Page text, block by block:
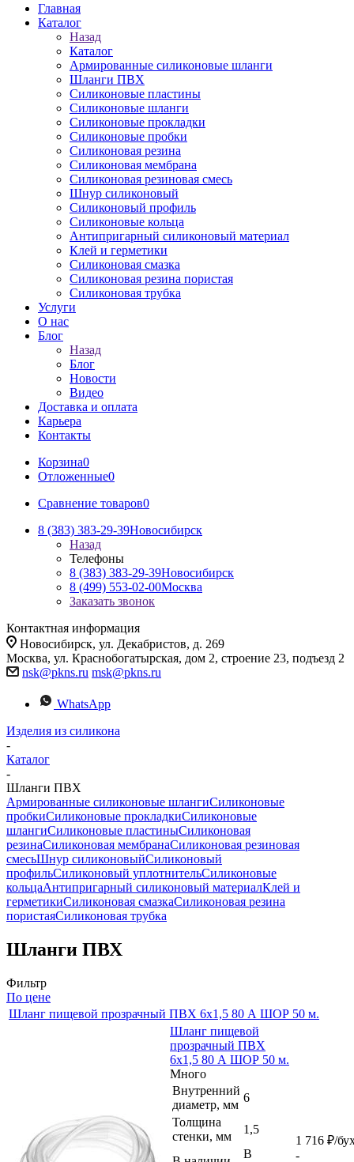
Главная
Каталог
Назад
Каталог
Армированные силиконовые шланги
Шланги ПВХ
Силиконовые пластины
Силиконовые шланги
Силиконовые прокладки
Силиконовые пробки
Силиконовая резина
Силиконовая мембрана
Силиконовая резиновая смесь
Шнур силиконовый
Силиконовый профиль
Силиконовые кольца
Антипригарный силиконовый материал
Клей и герметики
Силиконовая смазка
Силиконовая резина пористая
Силиконовая трубка
Услуги
О нас
Блог
Назад
Блог
Новости
Видео
Доставка и оплата
Карьера
Контакты
Корзина0
Отложенные0
Сравнение товаров0
8 (383) 383-29-39Новосибирск
Назад
Телефоны
8 (383) 383-29-39Новосибирск
8 (499) 553-02-00Москва
Заказать звонок
Контактная информация
Новосибирск, ул. Декабристов, д. 269
Москва, ул. Краснобогатырская, дом 2, строение 23, подъезд 2
nsk@pkns.ru msk@pkns.ru
WhatsApp
Изделия из силикона
-
Каталог
-
Шланги ПВХ
Армированные силиконовые шлангиСиликоновые
пробкиСиликоновые прокладкиСиликоновые
шлангиСиликоновые пластиныСиликоновая
резинаСиликоновая мембранаСиликоновая резиновая
смесьШнур силиконовыйСиликоновый
профильСиликоновый уплотнительСиликоновые
кольцаАнтипригарный силиконовый материалКлей и
герметикиСиликоновая смазкаСиликоновая резина
пористаяСиликоновая трубка
Шланги ПВХ
Фильтр
По цене
Шланг пищевой прозрачный ПВХ 6х1,5 80 А ШОР 50 м.
Шланг пищевой
прозрачный ПВХ
6х1,5 80 А ШОР 50 м.
Много
Внутренний
диаметр, мм
6
Толщина
стенки, мм
1,5
В
1 716 ₽/
-